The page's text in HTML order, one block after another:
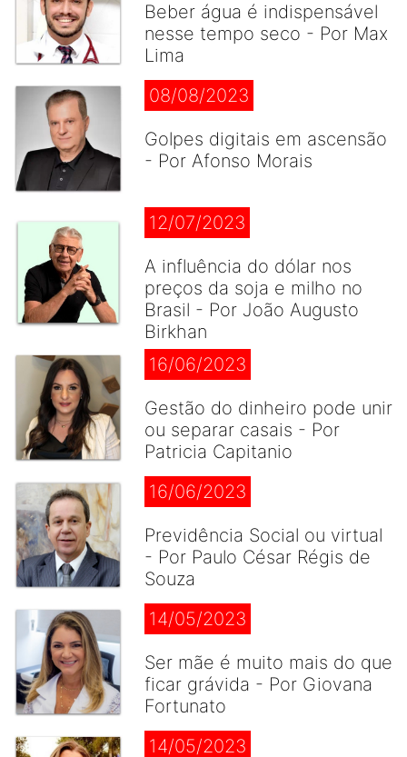
Beber água é indispensável
nesse tempo seco - Por Max
Lima
08/08/2023
Golpes digitais em ascensão
- Por Afonso Morais
12/07/2023
A influência do dólar nos
preços da soja e milho no
Brasil - Por João Augusto
Birkhan
16/06/2023
Gestão do dinheiro pode unir
ou separar casais - Por
Patricia Capitanio
16/06/2023
Previdência Social ou virtual
- Por Paulo César Régis de
Souza
14/05/2023
Ser mãe é muito mais do que
ficar grávida - Por Giovana
Fortunato
14/05/2023